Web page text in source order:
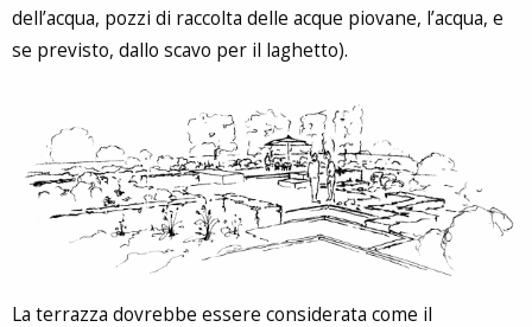
dell’acqua, pozzi di raccolta delle acque piovane, l’acqua, e
se previsto, dallo scavo per il laghetto).
La terrazza dovrebbe essere considerata come il